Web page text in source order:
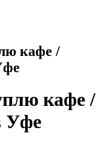
кафе /
кафе /
Уфе